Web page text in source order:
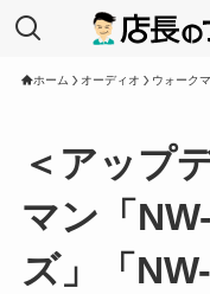
ホーム オーディオ ウォーク
＜アップ
マン「
ズ」「